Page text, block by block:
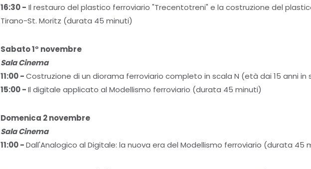
16:30 - Il restauro del plastico ferroviario "Trecentotreni" e la costruzione del
Tirano-St. Moritz (durata 45 minuti)
Sabato 1° novembre
Sala Cinema
11:00 -Costruzione di un diorama ferroviario completo in scala N (età dai 15 anni in
15:00 -Il digitale applicato al Modellismo ferroviario (durata 45 minuti)
Domenica 2 novembre
Sala Cinema
11:00 -Dall'Analogico al Digitale: la nuova era del Modellismo ferroviario (durata 45